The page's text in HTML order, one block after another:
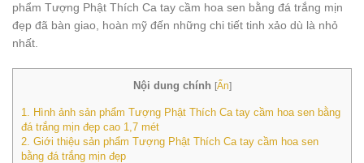
phẩm Tượng Phật Thích Ca tay cầm hoa sen bằng đá trắng mịn
đẹp đã bàn giao, hoàn mỹ đến những chi tiết tinh xảo dù là nhỏ
nhất.
Nội dung chính [Ẩn]
1.
Hình ảnh sản phẩm Tượng Phật Thích Ca tay cầm hoa sen bằng
đá trắng mịn đẹp cao 1,7 mét
2. Giới thiệu sản phẩm Tượng Phật Thích Ca tay cầm hoa sen
bằng đá trắng mịn đẹp